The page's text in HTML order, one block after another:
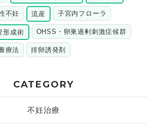
不妊 流産 子宮内フローラ
形成術 OHSS・卵巣過剰刺激症候群
療法 排卵誘発剤
CATEGORY
不妊治療